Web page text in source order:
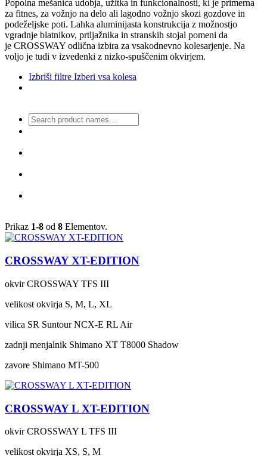
Popolna mešanica udobja, užitka in funkcionalnosti, ki je primerna
za fitnes, za vožnjo na delo ali lagodno vožnjo skozi gozdove in
podeželjske poti. Lahka aluminijasta konstrukcija z možnostjo
vgradnje blatnikov, prtljažnika in stranskih stojal pomeni da
je CROSSWAY odlična izbira za vsakodnevno kolesarjenje. Na
voljo je tudi v izvedenki z nizko-spuščenim okvirjem.
Izbriši filtre Izberi vsa kolesa
Prikaz 1-8 od 8 Elementov.
CROSSWAY XT-EDITION
okvir CROSSWAY TFS III
velikost okvirja S, M, L, XL
vilica SR Suntour NCX-E RL Air
zadnji menjalnik Shimano XT T8000 Shadow
zavore Shimano MT-500
CROSSWAY L XT-EDITION
okvir CROSSWAY L TFS III
velikost okvirja XS, S, M